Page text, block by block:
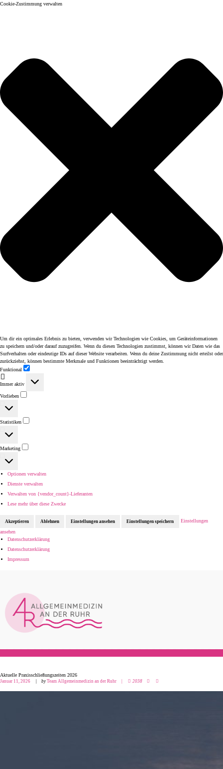
Cookie-Zustimmung verwalten
Um dir ein optimales Erlebnis zu bieten, verwenden wir Technologien wie Cookies, um Geräteinformationen
zu speichern und/oder darauf zuzugreifen. Wenn du diesen Technologien zustimmst, können wir Daten wie das
Surfverhalten oder eindeutige IDs auf dieser Website verarbeiten. Wenn du deine Zustimmung nicht erteilst oder
zurückziehst, können bestimmte Merkmale und Funktionen beeinträchtigt werden.
Funktional
Immer aktiv
Vorlieben
Statistiken
Marketing
Optionen verwalten
Dienste verwalten
Verwalten von {vendor_count}-Lieferanten
Lese mehr über diese Zwecke
Akzeptieren Ablehnen Einstellungen ansehen Einstellungen speichern
Einstellungen
ansehen
Datenschutzerklärung
Datenschutzerklärung
Impressum
Aktuelle Praxisschließungszeiten 2026
Januar 11, 2026 by Team Allgemeinmedizin an der Ruhr 2038